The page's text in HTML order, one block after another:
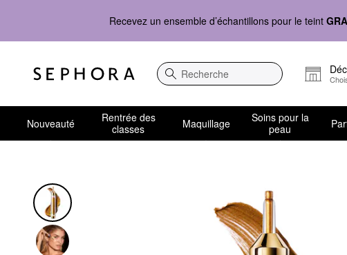
Recevez un ensemble d’échantillons pour le teint
Recherche
Nouveauté
Rentrée des
classes
Maquillage
Soins pour la
peau